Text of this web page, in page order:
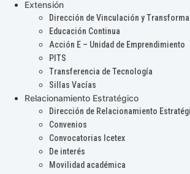
Extensión
Dirección de Vinculación y
Educación Continua
Acción E – Unidad de Emprendimiento
PITS
Transferencia de Tecnología
Sillas Vacías
Relacionamiento Estratégico
Dirección de Relacionamiento
Convenios
Convocatorias Icetex
De interés
Movilidad académica